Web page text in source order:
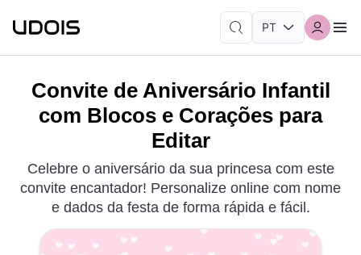
Convite de Aniversário Infantil
com Blocos e Corações para
Editar
Celebre o aniversário da sua princesa com este
convite encantador! Personalize online com nome
e dados da festa de forma rápida e fácil.